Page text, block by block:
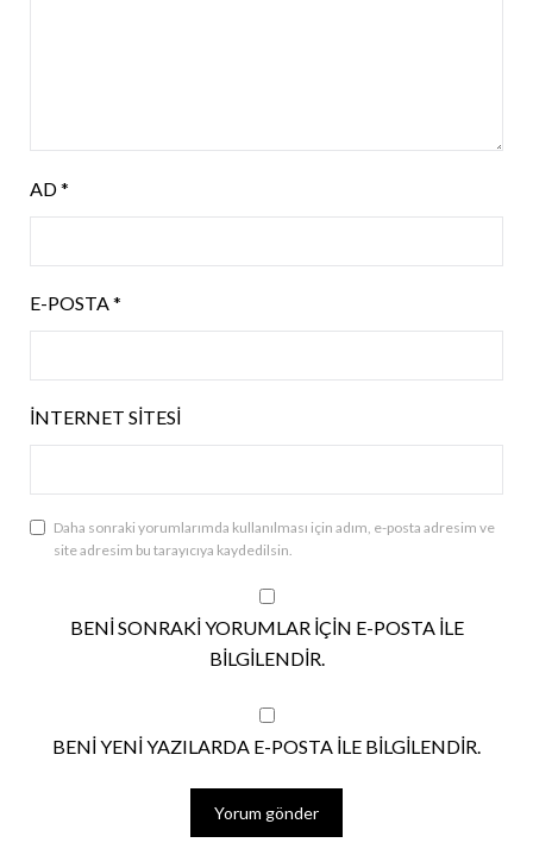
AD*
E-POSTA*
İNTERNET SITESI
Daha sonraki yorumlarımda kullanılması için adım, e-posta adresim ve
site adresim bu tarayıcıya kaydedilsin.
BENI SONRAKI YORUMLAR IÇIN E-POSTA ILE
BILGILENDIR.
BENI YENI YAZILARDA E-POSTA ILE BILGILENDIR.